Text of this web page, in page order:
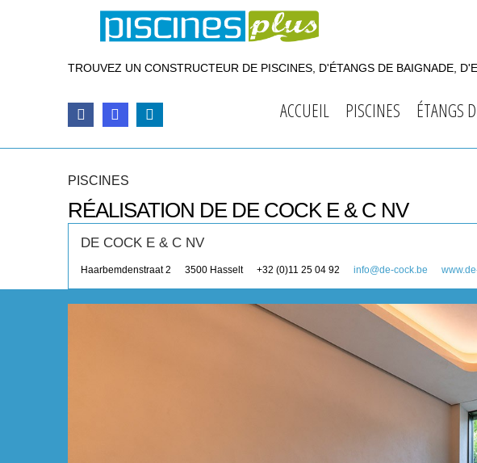
TROUVEZ UN CONSTRUCTEUR DE PISCINES, D'ÉTANGS DE BAIGNADE,
ACCUEIL PISCINES ÉTANGS
PISCINES
RÉALISATION DE DE COCK E & C NV
DE COCK E & C NV
Haarbemdenstraat 2 3500 Hasselt +32 (0)11 25 04 92 info@de-cock.be